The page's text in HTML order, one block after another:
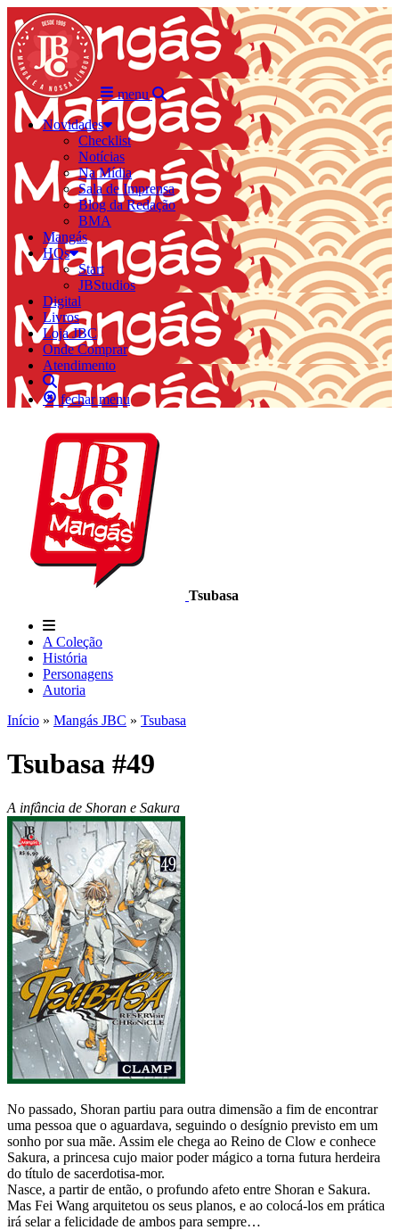
menu
Novidades
Checklist
Notícias
Na Mídia
Sala de Imprensa
Blog da Redação
BMA
Mangás
HQs
Start
JBStudios
Digital
Livros
Loja JBC
Onde Comprar
Atendimento
fechar menu
Tsubasa
A Coleção
História
Personagens
Autoria
Início » Mangás JBC » Tsubasa
Tsubasa #49
A infância de Shoran e Sakura
No passado, Shoran partiu para outra dimensão a fim de encontrar
uma pessoa que o aguardava, seguindo o desígnio previsto em um
sonho por sua mãe. Assim ele chega ao Reino de Clow e conhece
Sakura, a princesa cujo maior poder mágico a torna futura herdeira
do título de sacerdotisa-mor.
Nasce, a partir de então, o profundo afeto entre Shoran e Sakura.
Mas Fei Wang arquitetou os seus planos, e ao colocá-los em prática
irá selar a felicidade de ambos para sempre…